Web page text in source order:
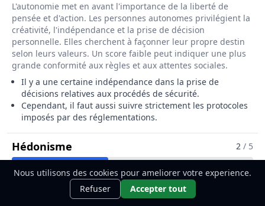
L'autonomie met en avant l'importance de la liberté de
pensée et d'action. Les personnes autonomes privilégient la
créativité, l'indépendance et la prise de décision
personnelle. Elles cherchent à façonner leur propre destin
selon leurs valeurs. Un score faible peut indiquer une plus
grande conformité aux règles et aux attentes sociales.
Il y a une certaine indépendance dans la prise de
décisions relatives aux procédés de sécurité.
Cependant, il faut aussi suivre strictement les protocoles
imposés par des réglementations.
Hédonisme Pour Le Métier De Ingénieur /2 / 5
L'hédonisme exprime la recherche du plaisir et du bien-être
personnel. Les personnes hédonistes apprécient la
gratification immédiate et les expériences plaisantes, telles
Ce métier t'intéresse ?Découvre
comment le devenir.
Nous utilisons des cookies pour ameliorer votre experience.
Refuser
Accepter tout